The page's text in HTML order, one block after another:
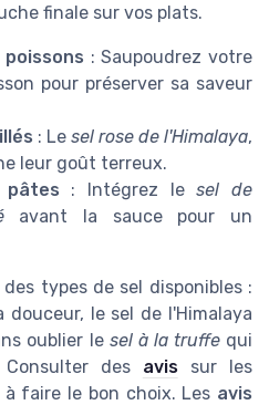
finale sur vos plats.
: Saupoudrez votre
pour préserver sa saveur
: Le sel rose de l'Himalaya,
leur goût terreux.
pâtes : Intégrez lesel de
avant la sauce pour un
types de sel disponibles :
douceur, le sel de l'Himalaya
oublier le sel à la truffequi
des avissur les
faire le bon choix. Les avis